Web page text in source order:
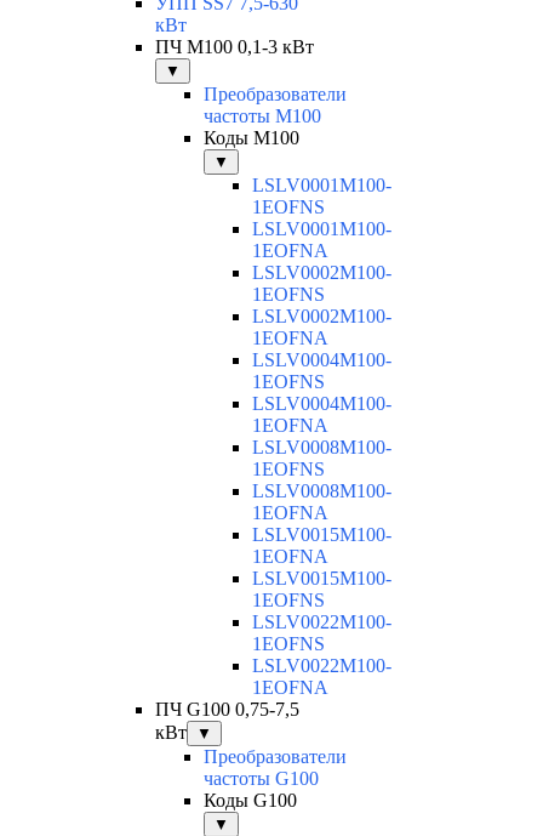
кВт
ПЧ M100 0,1-3 кВт
▼
Преобразователи
частоты M100
Коды M100
▼
LSLV0001M100-
1EOFNS
LSLV0001M100-
1EOFNA
LSLV0002M100-
1EOFNS
LSLV0002M100-
1EOFNA
LSLV0004M100-
1EOFNS
LSLV0004M100-
1EOFNA
LSLV0008M100-
1EOFNS
LSLV0008M100-
1EOFNA
LSLV0015M100-
1EOFNA
LSLV0015M100-
1EOFNS
LSLV0022M100-
1EOFNS
LSLV0022M100-
1EOFNA
ПЧ G100 0,75-7,5
кВт
▼
Преобразователи
частоты G100
Коды G100
▼